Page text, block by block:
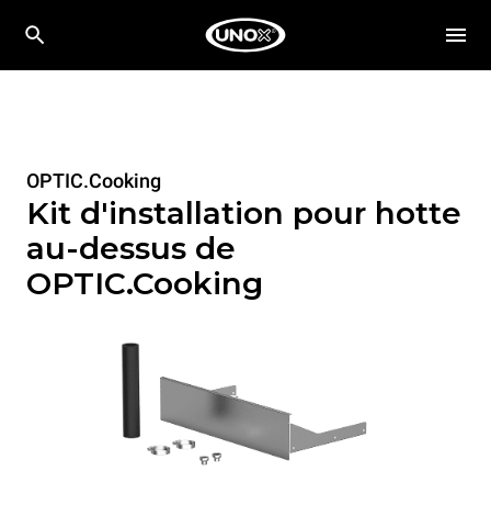
OPTIC.Cooking
Kit d'installation pour hotte
au-dessus de
OPTIC.Cooking